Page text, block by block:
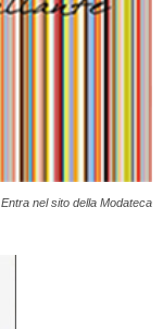
Entra nel sito della Modateca